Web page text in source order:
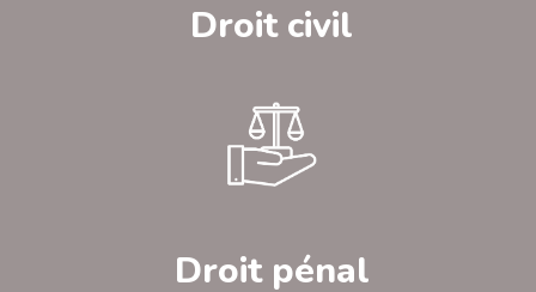
Droit civil
Droit pénal